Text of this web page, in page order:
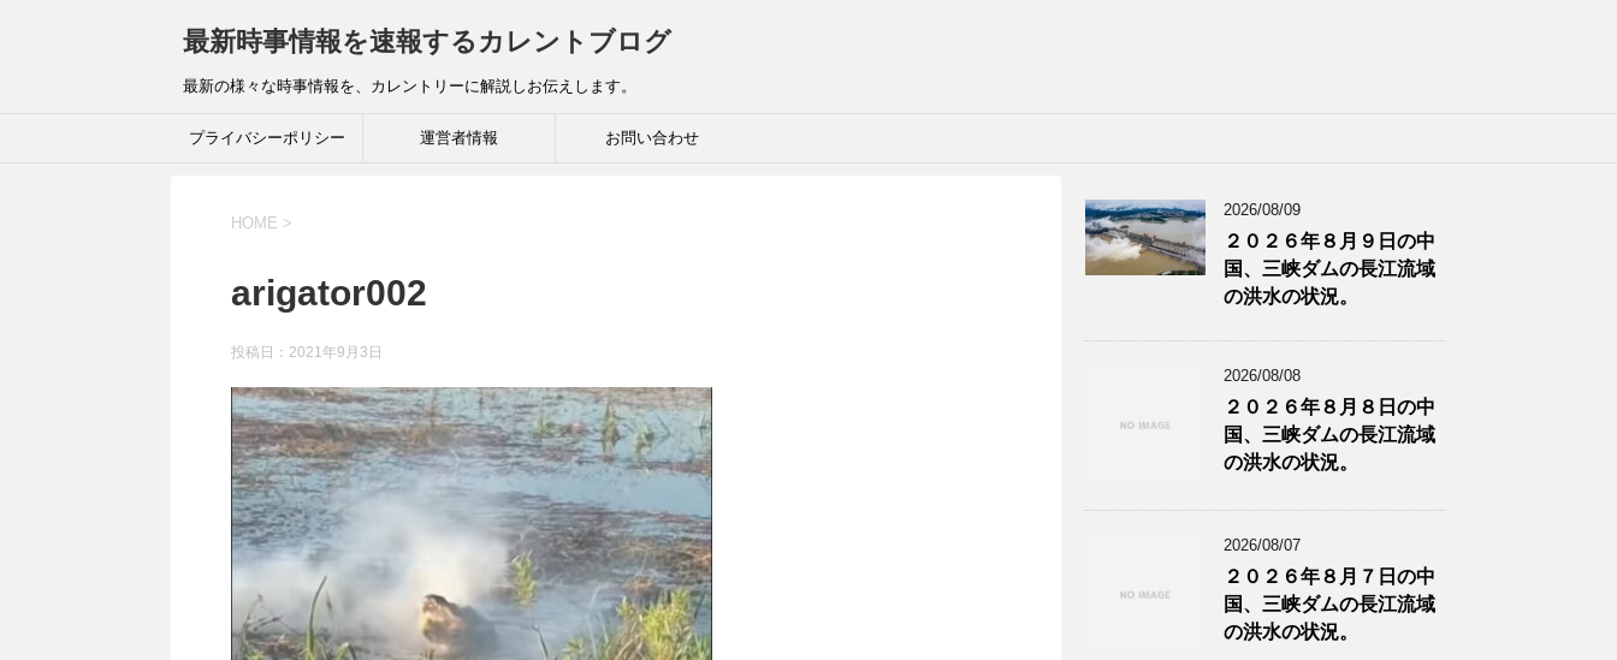
最新時事情報を速報するカレントブログ
最新の様々な時事情報を、カレントリーに解説しお伝えします。
プライバシーポリシー 運営者情報 お問い合わせ
HOME >
arigator002
投稿日： 2021年9月3日
2026/08/09
２０２６年８月９日の中
国、三峡ダムの長江流域
の洪水の状況。
2026/08/08
２０２６年８月８日の中
国、三峡ダムの長江流域
の洪水の状況。
2026/08/07
２０２６年８月７日の中
国、三峡ダムの長江流域
の洪水の状況。